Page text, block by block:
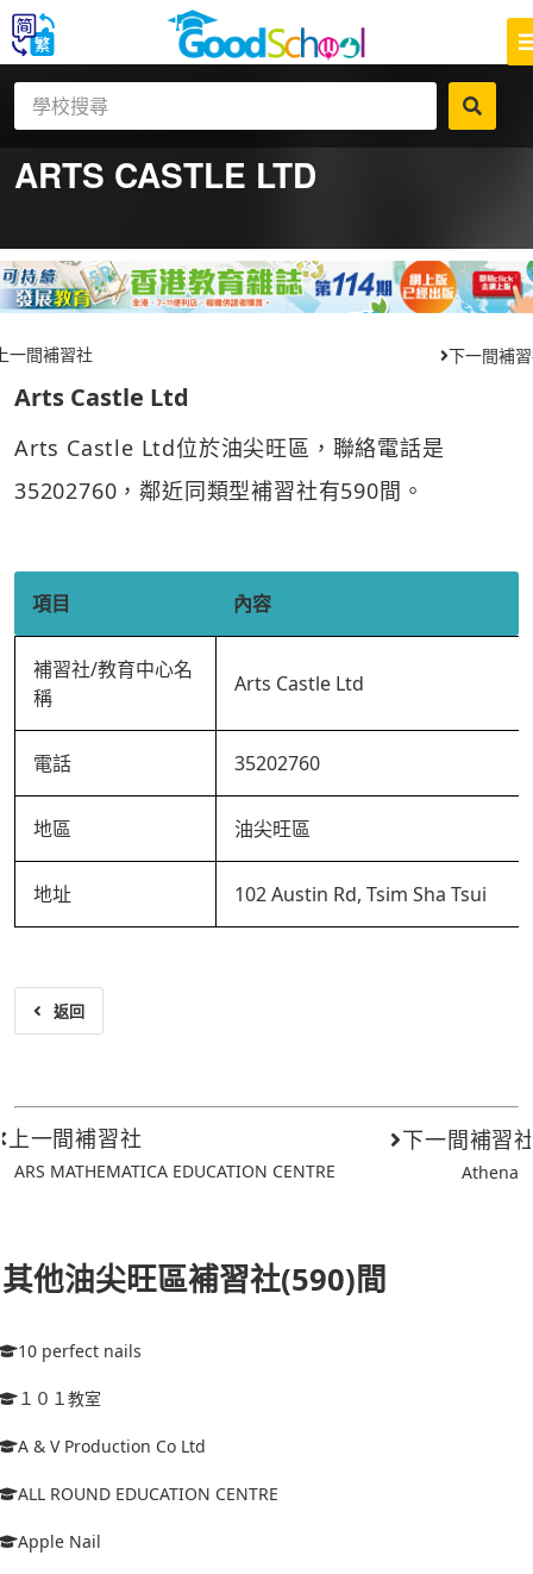
ARTS CASTLE LTD
一間補習社 下一間補
Arts Castle Ltd
Arts Castle Ltd位於油尖旺區，聯絡電話是
35202760，鄰近同類型補習社有590間。
項目 內容
補習社/教育中心名
稱
Arts Castle Ltd
電話 35202760
地區 油尖旺區
地址 102 Austin Rd, Tsim Sha Tsui
返回
上一間補習社
ARS MATHEMATICA EDUCATION CENTRE
下一間補習
Athena
其他油尖旺區補習社(590)間
10 perfect nails
１０１教室
A & V Production Co Ltd
ALL ROUND EDUCATION CENTRE
Apple Nail